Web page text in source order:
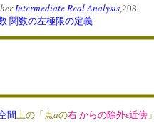
Intermediate Real Analysis ,208.
関数の左極限の定義
間上の「点aの右 からの除外ε近傍 」